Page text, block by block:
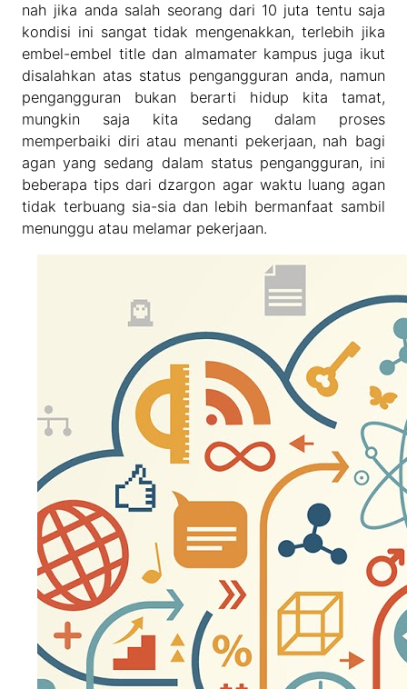
nah jika anda salah seorang dari 10 juta tentu saja
kondisi ini sangat tidak mengenakkan, terlebih jika
embel-embel title dan almamater kampus juga ikut
disalahkan atas status pengangguran anda, namun
pengangguran bukan berarti hidup kita tamat,
mungkin saja kita sedang dalam proses
memperbaiki diri atau menanti pekerjaan, nah bagi
agan yang sedang dalam status pengangguran, ini
beberapa tips dari dzargon agar waktu luang agan
tidak terbuang sia-sia dan lebih bermanfaat sambil
menunggu atau melamar pekerjaan.